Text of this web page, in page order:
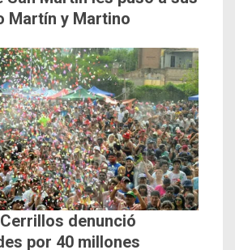
Martín y Martino
denunció
por 40 millones